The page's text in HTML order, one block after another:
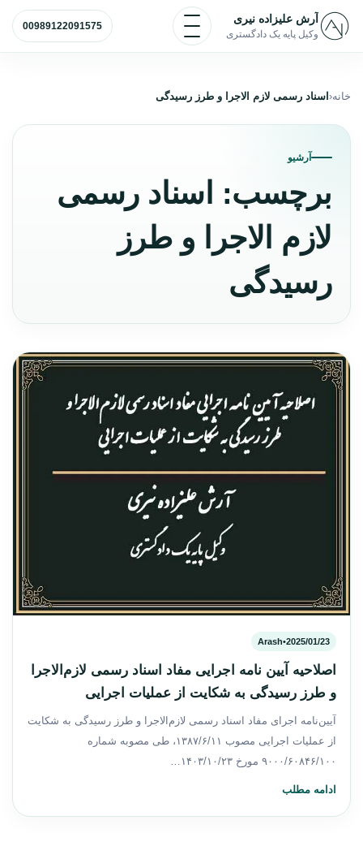
پرش به محتوا
آرش علیزاده نیری
وکیل پایه یک دادگستری
باز و بسته کردن منو
00989122091575
خانه اسناد رسمی لازم الاجرا و طرز رسیدگی
آرشیو
برچسب: اسناد رسمی
لازم الاجرا و طرز
رسیدگی
2025/01/23
•
Arash
اصلاحیه آیین نامه اجرایی مفاد اسناد رسمی لازم‌الاجرا
و طرز رسیدگی به شکایت از عملیات اجرایی
آیین‌نامه اجرای مفاد اسناد رسمی لازم‌الاجرا و طرز رسیدگی به شکایت
از عملیات اجرایی مصوب ۱۳۸۷/۶/۱۱، طی مصوبه شماره
۹۰۰۰/۶۰۸۴۶/۱۰۰ مورخ ۱۴۰۳/۱۰/۲۳…
ادامه مطلب